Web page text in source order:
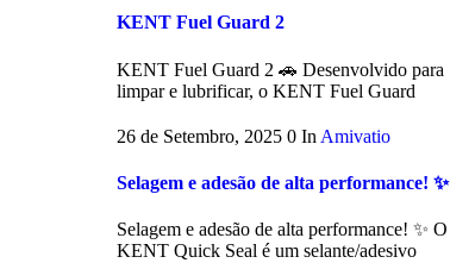
KENT Fuel Guard 2
KENT Fuel Guard 2 🚗 Desenvolvido para
limpar e lubrificar, o KENT Fuel Guard
26 de Setembro, 2025 0 In Amivatio
Selagem e adesão de alta performance! ✨
Selagem e adesão de alta performance! ✨ O
KENT Quick Seal é um selante/adesivo